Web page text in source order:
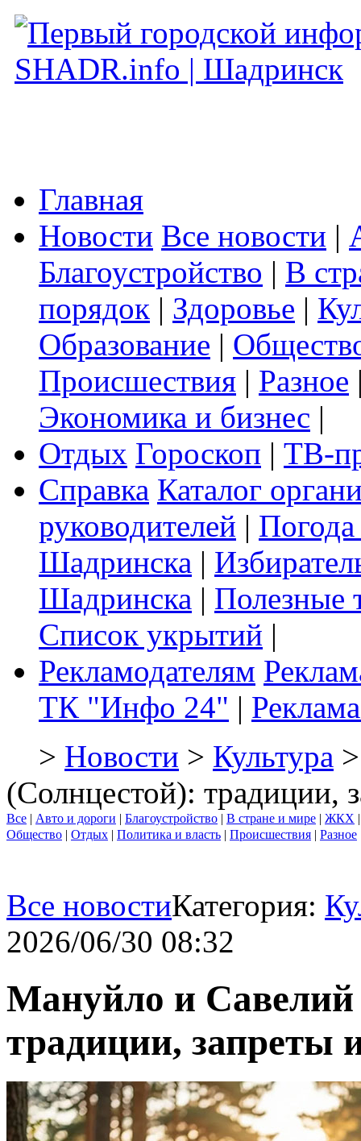
Главная
Новости Все новости |
Благоустройство | В
порядок | Здоровье |
Образование |
Происшествия | Разное
Экономика и бизнес |
Отдых Гороскоп | ТВ-
Справка Каталог
руководителей |
Шадринска |
Шадринска | Полезные
Список укрытий |
Рекламодателям
ТК "Инфо 24" |
> Новости > Культура
(Солнцестой): традиции,
Все | Авто и дороги | Благоустройство | В стране и мире | ЖКХ
Общество | Отдых | Политика и власть | Происшествия | Разное
Все новостиКатегория:
2026/06/30 08:32
Мануйло и Савелий
традиции, запреты